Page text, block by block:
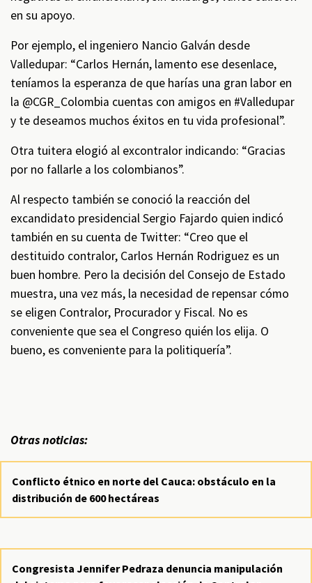
en su apoyo.
Por ejemplo, el ingeniero Nancio Galván desde
Valledupar: “Carlos Hernán, lamento ese desenlace,
teníamos la esperanza de que harías una gran labor en
la @CGR_Colombia cuentas con amigos en #Valledupar
y te deseamos muchos éxitos en tu vida profesional”.
Otra tuitera elogió al excontralor indicando: “Gracias
por no fallarle a los colombianos”.
Al respecto también se conoció la reacción del
excandidato presidencial Sergio Fajardo quien indicó
también en su cuenta de Twitter: “Creo que el
destituido contralor, Carlos Hernán Rodriguez es un
buen hombre. Pero la decisión del Consejo de Estado
muestra, una vez más, la necesidad de repensar cómo
se eligen Contralor, Procurador y Fiscal. No es
conveniente que sea el Congreso quién los elija. O
bueno, es conveniente para la politiquería”.
Otras noticias:
Conflicto étnico en norte del Cauca: obstáculo en la
distribución de 600 hectáreas
Congresista Jennifer Pedraza denuncia manipulación